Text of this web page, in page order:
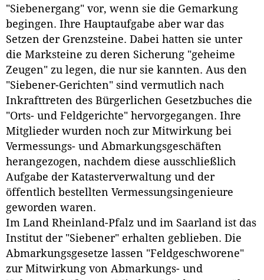
"Siebenergang" vor, wenn sie die Gemarkung
begingen. Ihre Hauptaufgabe aber war das
Setzen der Grenzsteine. Dabei hatten sie unter
die Marksteine zu deren Sicherung "geheime
Zeugen" zu legen, die nur sie kannten. Aus den
"Siebener-Gerichten" sind vermutlich nach
Inkrafttreten des Bürgerlichen Gesetzbuches die
"Orts- und Feldgerichte" hervorgegangen. Ihre
Mitglieder wurden noch zur Mitwirkung bei
Vermessungs- und Abmarkungsgeschäften
herangezogen, nachdem diese ausschließlich
Aufgabe der Katasterverwaltung und der
öffentlich bestellten Vermessungsingenieure
geworden waren.
Im Land Rheinland-Pfalz und im Saarland ist das
Institut der "Siebener" erhalten geblieben. Die
Abmarkungsgesetze lassen "Feldgeschworene"
zur Mitwirkung von Abmarkungs- und